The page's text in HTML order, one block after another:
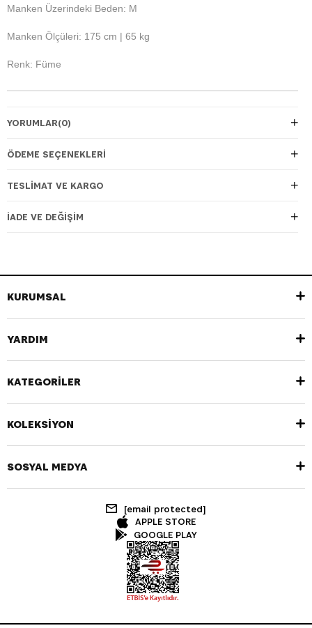
Manken Üzerindeki Beden: M
Manken Ölçüleri: 175 cm | 65 kg
Renk: Füme
YORUMLAR(0)
ÖDEME SEÇENEKLERI
TESLIMAT VE KARGO
İADE VE DEĞIŞIM
KURUMSAL
YARDIM
KATEGORİLER
KOLEKSİYON
SOSYAL MEDYA
[email protected]
APPLE STORE
GOOGLE PLAY